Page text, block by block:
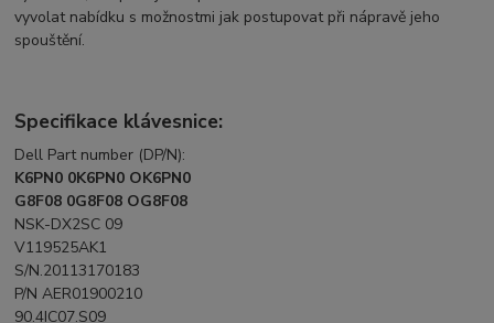
vyvolat nabídku s možnostmi jak postupovat při nápravě jeho
spouštění.
Specifikace klávesnice:
Dell Part number (DP/N):
K6PN0 0K6PN0 OK6PN0
G8F08 0G8F08 OG8F08
NSK-DX2SC 09
V119525AK1
S/N.20113170183
P/N AER01900210
90.4IC07.S09